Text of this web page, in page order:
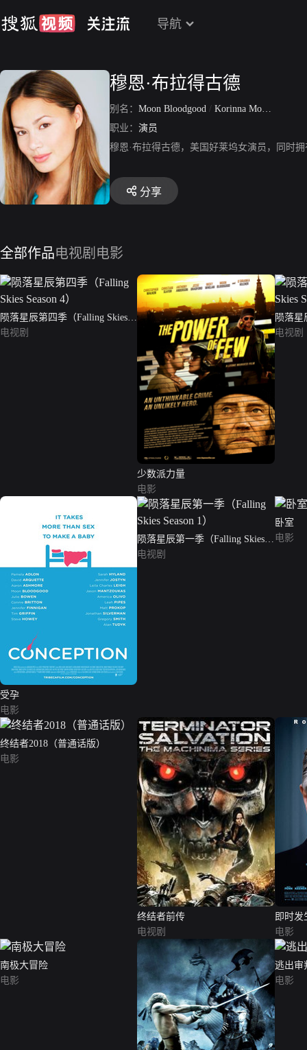
导航
穆恩·布拉得古德
别名： Moon Bloodgood / Korinna Moon Bloodgood
职业： 演员
穆恩·布拉得古德，美国好莱坞女演员，同时
分享
全部作品电视剧 电影
陨落星辰第四季（Falling Skies
Season 4）
电视剧
少数派力量
电影
陨落星
Season
电视剧
受孕
电影
陨落星辰第一季（Falling Skies
Season 1）
电视剧
卧室
电影
终结者2018（普通话版）
电影
终结者前传
电视剧
即时发
电影
南极大冒险
电影
逃出审
电影